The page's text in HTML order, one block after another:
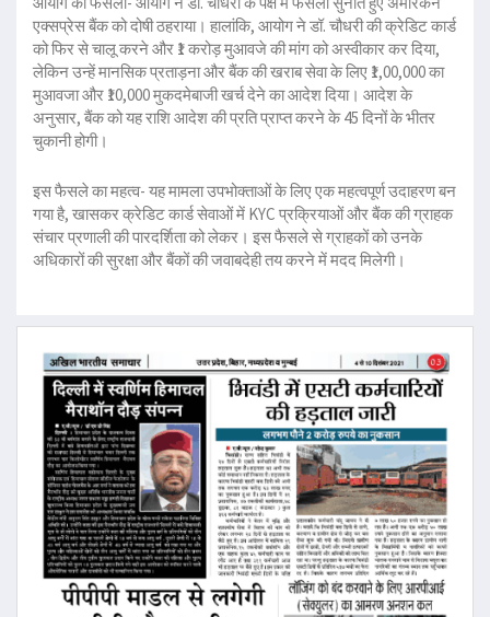
एक्सप्रेस बैंक को दोषी ठहराया। हालांकि, आयोग ने डॉ. चौधरी की क्रेडिट कार्ड
को फिर से चालू करने और ₹1 करोड़ मुआवजे की मांग को अस्वीकार कर दिया,
लेकिन उन्हें मानसिक प्रताड़ना और बैंक की खराब सेवा के लिए ₹1,00,000 का
मुआवजा और ₹10,000 मुकदमेबाजी खर्च देने का आदेश दिया। आदेश के
अनुसार, बैंक को यह राशि आदेश की प्रति प्राप्त करने के 45 दिनों के भीतर
चुकानी होगी।
इस फैसले का महत्व- यह मामला उपभोक्ताओं के लिए एक महत्वपूर्ण उदाहरण बन
गया है, खासकर क्रेडिट कार्ड सेवाओं में KYC प्रक्रियाओं और बैंक की ग्राहक
संचार प्रणाली की पारदर्शिता को लेकर। इस फैसले से ग्राहकों को उनके
अधिकारों की सुरक्षा और बैंकों की जवाबदेही तय करने में मदद मिलेगी।